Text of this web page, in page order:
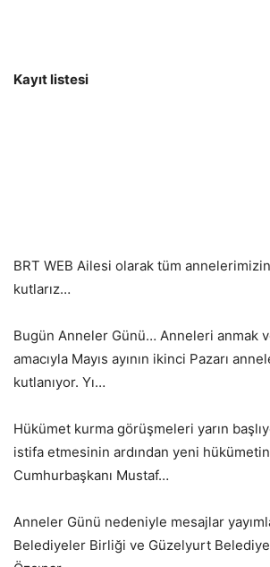
Kayıt listesi
BRT WEB Ailesi olarak tüm
kutlarız…
Bugün Anneler Günü… Anneleri anmak
amacıyla Mayıs ayının ikinci Pazarı
kutlanıyor. Yı…
Hükümet kurma görüşmeleri yarın
istifa etmesinin ardından yeni
Cumhurbaşkanı Mustaf…
Anneler Günü nedeniyle mesajlar
Belediyeler Birliği ve Güzelyurt Belediye